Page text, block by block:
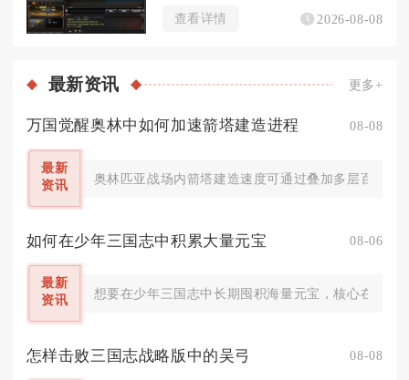
查看详情 2026-08-08
最新资讯 更多+
万国觉醒奥林中如何加速箭塔建造进程 08-08
最新
资讯
奥林匹亚战场内箭塔建造速度可通过叠加多层百分
如何在少年三国志中积累大量元宝 08-06
最新
资讯
想要在少年三国志中长期囤积海量元宝，核心在于
怎样击败三国志战略版中的吴弓 08-08